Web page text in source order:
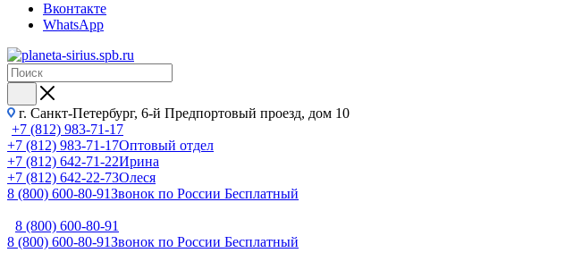
Вконтакте
WhatsApp
г. Санкт-Петербург, 6-й Предпортовый проезд, дом 10
+7 (812) 983-71-17
+7 (812) 983-71-17Оптовый отдел
+7 (812) 642-71-22Ирина
+7 (812) 642-22-73Олеся
8 (800) 600-80-91Звонок по России Бесплатный
8 (800) 600-80-91
8 (800) 600-80-91Звонок по России Бесплатный